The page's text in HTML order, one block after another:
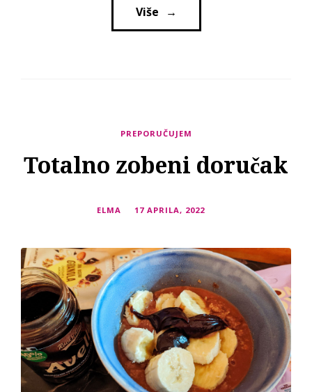
Više
→
PREPORUČUJEM
Totalno zobeni doručak
ELMA 17 APRILA, 2022